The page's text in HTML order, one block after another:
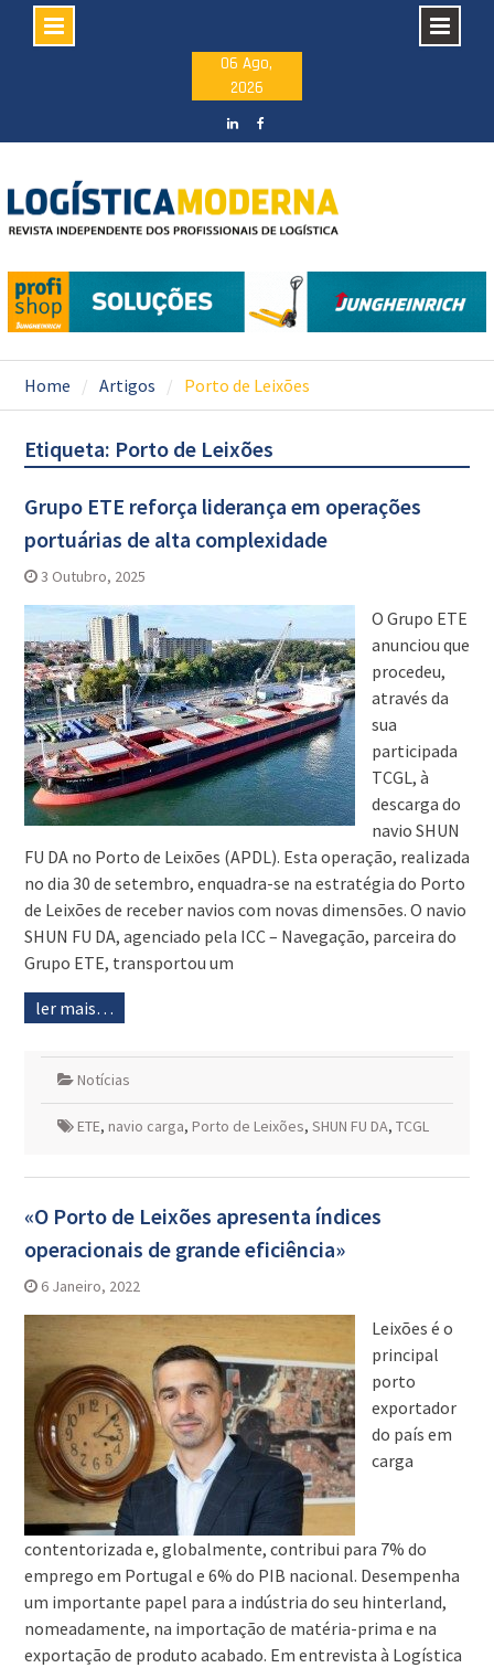
06 Ago,
2026
Home Artigos Porto de Leixões
Etiqueta: Porto de Leixões
Grupo ETE reforça liderança em operações
portuárias de alta complexidade
3 Outubro, 2025
O Grupo ETE
anunciou que
procedeu,
através da
sua
participada
TCGL, à
descarga do
navio SHUN
FU DA no Porto de Leixões (APDL). Esta operação, realizada
no dia 30 de setembro, enquadra-se na estratégia do Porto
de Leixões de receber navios com novas dimensões. O navio
SHUN FU DA, agenciado pela ICC – Navegação, parceira do
Grupo ETE, transportou um
ler mais…
Notícias
ETE, navio carga, Porto de Leixões, SHUN FU DA, TCGL
«O Porto de Leixões apresenta índices
operacionais de grande eficiência»
6 Janeiro, 2022
Leixões é o
principal
porto
exportador
do país em
carga
contentorizada e, globalmente, contribui para 7% do
emprego em Portugal e 6% do PIB nacional. Desempenha
um importante papel para a indústria do seu hinterland,
nomeadamente, na importação de matéria-prima e na
exportação de produto acabado. Em entrevista à Logística